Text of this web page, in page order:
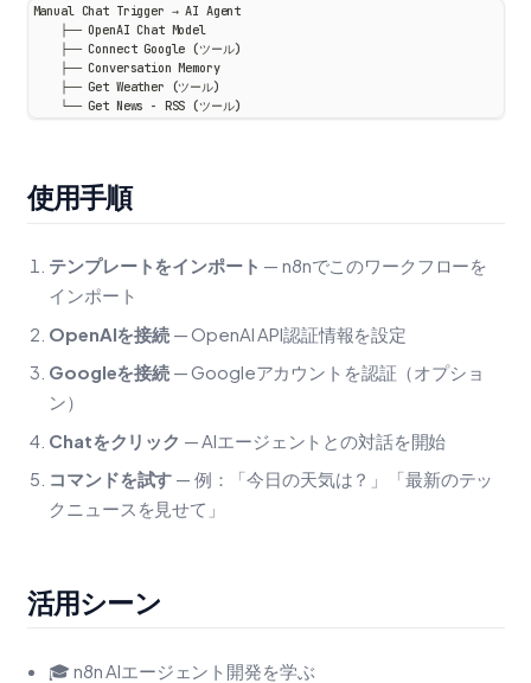
Manual Chat Trigger → AI Agent
    ├── OpenAI Chat Model
    ├── Connect Google (ツール)
    ├── Conversation Memory
    ├── Get Weather (ツール)
    └── Get News - RSS (ツール)
使用手順
テンプレートをインポート — n8nでこのワークフローを
インポート
OpenAIを接続— OpenAI API認証情報を設定
Googleを接続— Googleアカウントを認証（オプショ
ン）
Chatをクリック — AIエージェントとの対話を開始
コマンドを試す — 例：「今日の天気は？」「最新のテッ
クニュースを見せて」
活用シーン
🎓 n8n AIエージェント開発を学ぶ